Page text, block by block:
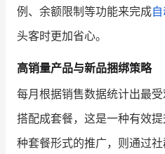
例、余额限制等功能来完成
头客时更加省心。
高销量产品与新品捆绑策略
每月根据销售数据统计出最
搭配成套餐，这是一种有效
种套餐形式的推广，则通过